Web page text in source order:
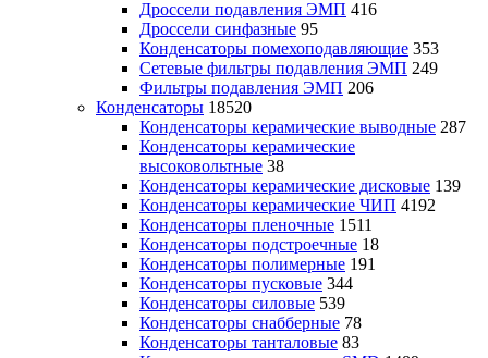
Дроссели подавления ЭМП 416
Дроссели синфазные 95
Конденсаторы помехоподавляющие 353
Сетевые фильтры подавления ЭМП 249
Фильтры подавления ЭМП 206
Конденсаторы 18520
Конденсаторы керамические выводные 287
Конденсаторы керамические
высоковольтные 38
Конденсаторы керамические дисковые 139
Конденсаторы керамические ЧИП 4192
Конденсаторы пленочные 1511
Конденсаторы подстроечные 18
Конденсаторы полимерные 191
Конденсаторы пусковые 344
Конденсаторы силовые 539
Конденсаторы снабберные 78
Конденсаторы танталовые 83